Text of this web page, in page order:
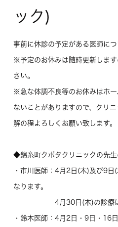
ック)
事前に休診の予定がある医師につ
※予定のお休みは随時更新しま
さい。
※急な体調不良等のお休みはホ
ないことがありますので、クリ
解の程よろしくお願い致します。
◆錦糸町クボタクリニックの先生
・市川医師：4月2日(木)及び9日
なります。
4月30日(木)の診療はお
・鈴木医師：4月2日・9日・16